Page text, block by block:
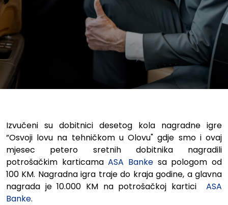
Izvučeni su dobitnici desetog kola nagradne igre
”Osvoji lovu na tehničkom u Olovu" gdje smo i ovaj
mjesec petero sretnih dobitnika nagradili
potrošačkim karticamaASA Banke sa pologom od
100 KM. Nagradna igra traje do kraja godine, a glavna
nagrada je 10.000 KM na potrošačkoj kartici ASA
Banke.